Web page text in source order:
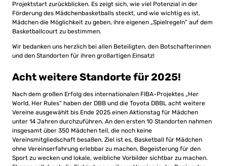
Projektstart zurückblicken. Es zeigt sich, wie viel Potenzial in der
Förderung des Mädchenbasketballs steckt, und wie wichtig es ist,
Mädchen die Möglichkeit zu geben, ihre eigenen „Spielregeln“ auf dem
Basketballcourt zu bestimmen.
Wir bedanken uns herzlich bei allen Beteiligten, den Botschafterinnen
und den Standorten für ihren großartigen Einsatz!
Acht weitere Standorte für 2025!
Nach dem großen Erfolg des internationalen FIBA-Projektes „Her
World, Her Rules“ haben der DBB und die Toyota DBBL acht weitere
Vereine ausgewählt bis Ende 2025 einen Aktionstag für Mädchen
unter 14 Jahren durchzuführen. An den ersten 10 Standorten nahmen
insgesamt über 350 Mädchen teil, die noch keine
Vereinsmitgliedschaft besaßen. Ziel ist es, Basketball für Mädchen
ohne Vereinserfahrung erlebbar zu machen, Begeisterung für den
Sport zu wecken und lokale, weibliche Vorbilder sichtbar zu machen.